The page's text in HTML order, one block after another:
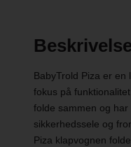
BabyTrold Piza er en
fokus på
folde sammen og har
sikkerhedssele og
Piza klapvognen